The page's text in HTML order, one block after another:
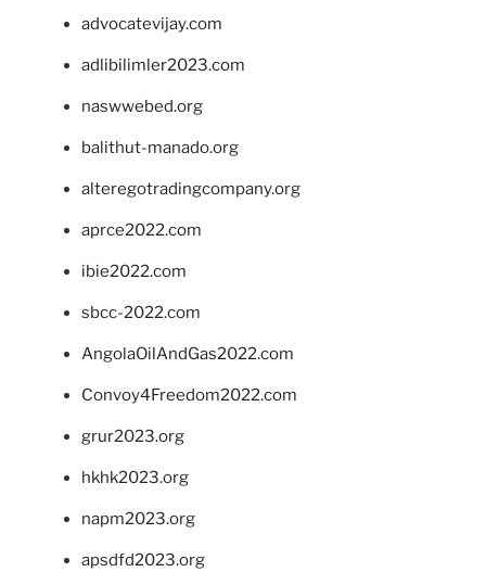
advocatevijay.com
adlibilimler2023.com
naswwebed.org
balithut-manado.org
alteregotradingcompany.org
aprce2022.com
ibie2022.com
sbcc-2022.com
AngolaOilAndGas2022.com
Convoy4Freedom2022.com
grur2023.org
hkhk2023.org
napm2023.org
apsdfd2023.org